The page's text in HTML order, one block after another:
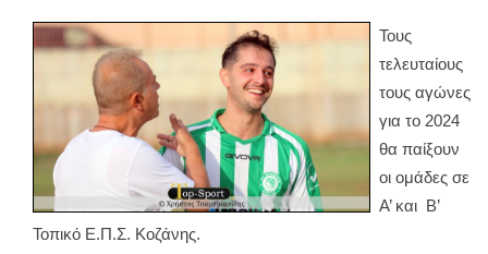
Τους
τελευταίους
τους αγώνες
για το 2024
θα παίξουν
οι ομάδες σε
Α’ και Β’
Τοπικό Ε.Π.Σ. Κοζάνης.